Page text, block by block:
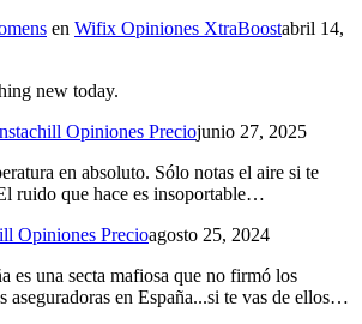
en Wifix Opiniones XtraBoostabril 14,
new today.
Opiniones Preciojunio 27, 2025
en absoluto. Sólo notas el aire si te
ruido que hace es insoportable…
Opiniones Precioagosto 25, 2024
es una secta mafiosa que no firmó los
aseguradoras en España...si te vas de ellos…